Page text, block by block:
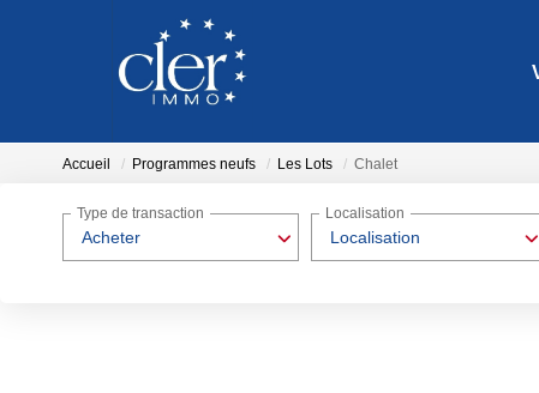
Accueil Programmes neufs Les Lots Chalet
Acheter
Type de transaction
Localisation
Localisation